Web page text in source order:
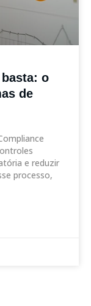
o
de
e reduzir
processo,